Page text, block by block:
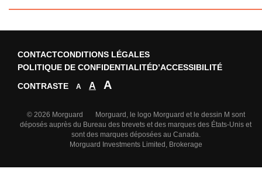
CONTACTCONDITIONS LÉGALES
POLITIQUE DE CONFIDENTIALITÉ D’ACCESSIBILITÉ
CONTRASTE A A A
© 2026 Morguard Morguard, le logo Morguard et le dessin M sont
déposés auprès du Bureau des brevets et des marques des États-Unis et
sont des marques déposées au Canada.
Morguard Investments Limited, Brokerage